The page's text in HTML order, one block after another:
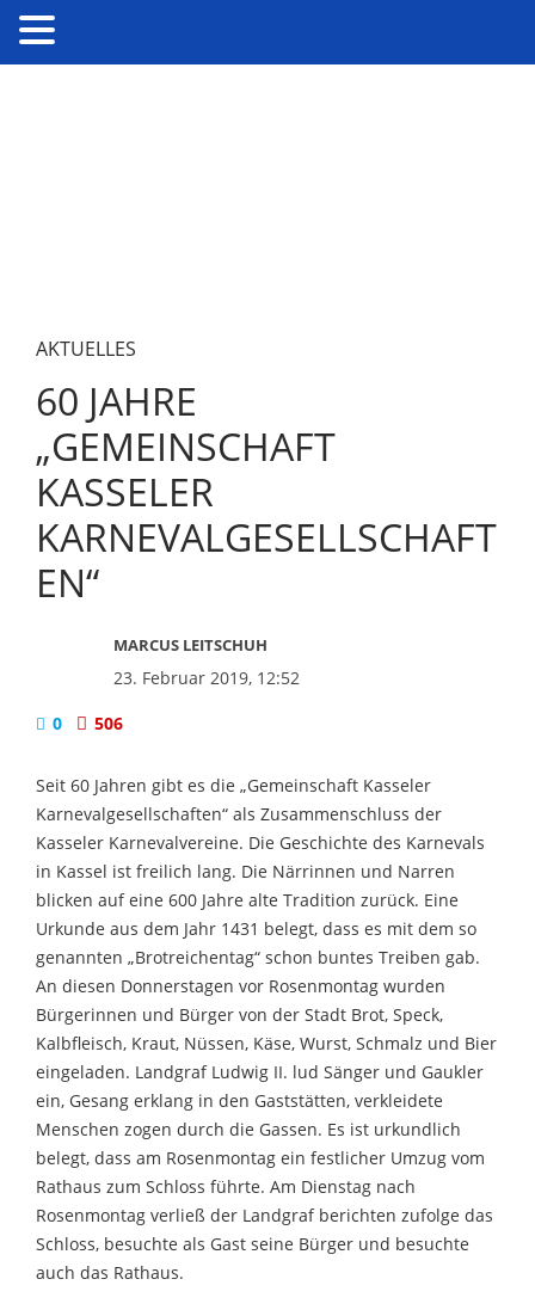
AKTUELLES
60 JAHRE
„GEMEINSCHAFT
KASSELER
KARNEVALGESELLSCHAFT
EN“
MARCUS LEITSCHUH
23. Februar 2019, 12:52
0
506
Seit 60 Jahren gibt es die „Gemeinschaft Kasseler
Karnevalgesellschaften“ als Zusammenschluss der
Kasseler Karnevalvereine. Die Geschichte des Karnevals
in Kassel ist freilich lang. Die Närrinnen und Narren
blicken auf eine 600 Jahre alte Tradition zurück. Eine
Urkunde aus dem Jahr 1431 belegt, dass es mit dem so
genannten „Brotreichentag“ schon buntes Treiben gab.
An diesen Donnerstagen vor Rosenmontag wurden
Bürgerinnen und Bürger von der Stadt Brot, Speck,
Kalbfleisch, Kraut, Nüssen, Käse, Wurst, Schmalz und Bier
eingeladen. Landgraf Ludwig II. lud Sänger und Gaukler
ein, Gesang erklang in den Gaststätten, verkleidete
Menschen zogen durch die Gassen. Es ist urkundlich
belegt, dass am Rosenmontag ein festlicher Umzug vom
Rathaus zum Schloss führte. Am Dienstag nach
Rosenmontag verließ der Landgraf berichten zufolge das
Schloss, besuchte als Gast seine Bürger und besuchte
auch das Rathaus.